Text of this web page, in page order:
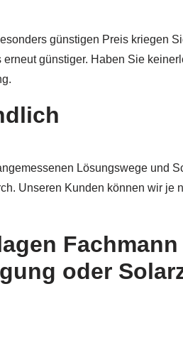
günstigen Preis kriegen
günstiger. Haben Sie
Lösungswege und
Unseren Kunden können wir je
oder